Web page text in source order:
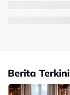
Berita Terkini